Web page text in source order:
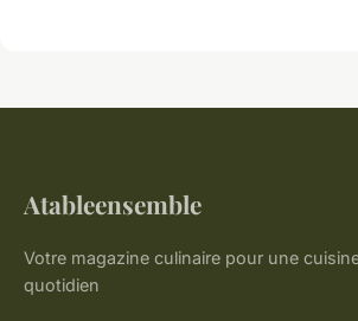
Atableensemble
Votre magazine culinaire pour une
quotidien